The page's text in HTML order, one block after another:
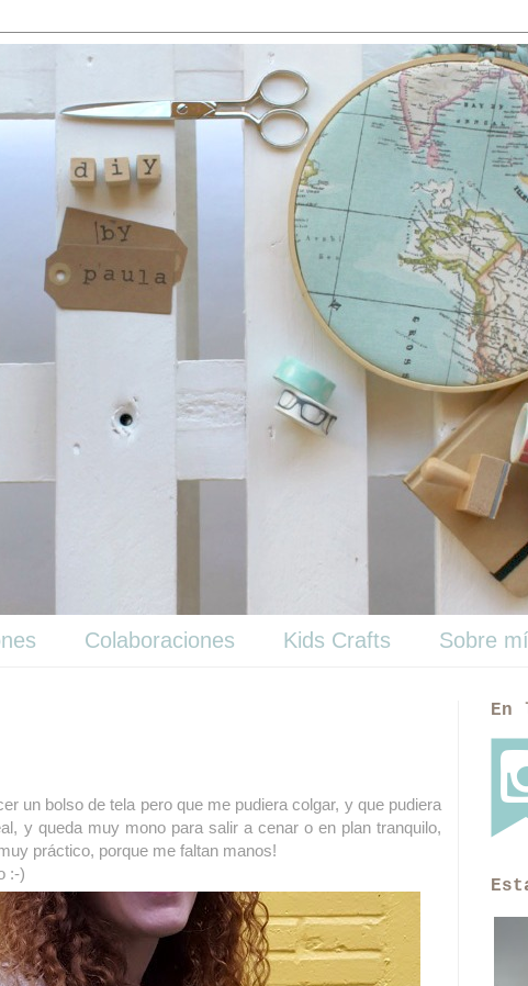
Colaboraciones Kids Crafts Sobre mí
un bolso de tela pero que me pudiera colgar, y que pudiera
y queda muy mono para salir a cenar o en plan tranquilo,
práctico, porque me faltan manos!
:-)
En